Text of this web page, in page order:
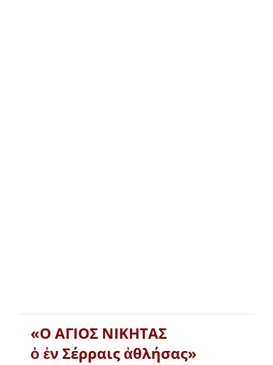
«Ο ΑΓΙΟΣ ΝΙΚΗΤΑΣ
ὁ ἐν Σέρραις ἀθλήσας»